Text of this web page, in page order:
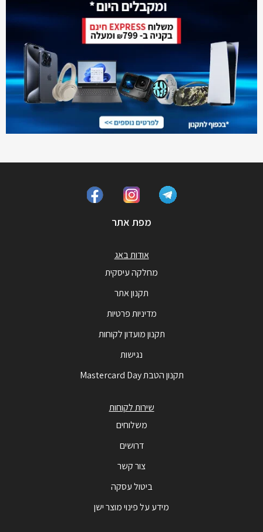
מפת אתר
אודות באג
מחלקה עיסקית
תקנון אתר
מדיניות פרטיות
תקנון מועדון לקוחות
נגישות
תקנון הטבת Mastercard Day
שירות לקוחות
משלוחים
דרושים
צור קשר
ביטול עסקה
מידע על פינוי מוצר ישן